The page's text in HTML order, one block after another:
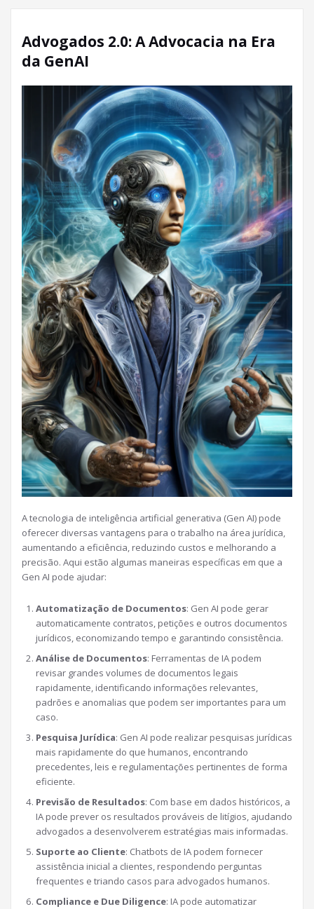
Advogados 2.0: A Advocacia na Era
da GenAI
A tecnologia de inteligência artificial generativa (Gen AI) pode
oferecer diversas vantagens para o trabalho na área jurídica,
aumentando a eficiência, reduzindo custos e melhorando a
precisão. Aqui estão algumas maneiras específicas em que a
Gen AI pode ajudar:
Automatização de Documentos: Gen AI pode gerar
automaticamente contratos, petições e outros documentos
jurídicos, economizando tempo e garantindo consistência.
Análise de Documentos: Ferramentas de IA podem
revisar grandes volumes de documentos legais
rapidamente, identificando informações relevantes,
padrões e anomalias que podem ser importantes para um
caso.
Pesquisa Jurídica: Gen AI pode realizar pesquisas jurídicas
mais rapidamente do que humanos, encontrando
precedentes, leis e regulamentações pertinentes de forma
eficiente.
Previsão de Resultados: Com base em dados históricos, a
IA pode prever os resultados prováveis de litígios, ajudando
advogados a desenvolverem estratégias mais informadas.
Suporte ao Cliente: Chatbots de IA podem fornecer
assistência inicial a clientes, respondendo perguntas
frequentes e triando casos para advogados humanos.
Compliance e Due Diligence: IA pode automatizar